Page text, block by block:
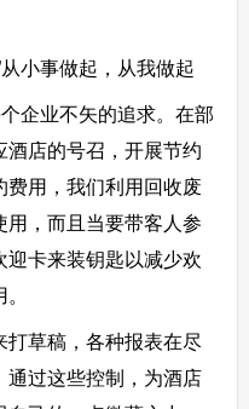
小事做起，从我做起
企业不矢的追求。在部
酒店的号召，开展节约
费用，我们利用回收废
用，而且当要带客人参
迎卡来装钥匙以减少欢
草稿，各种报表在尽
通过这些控制，为酒店